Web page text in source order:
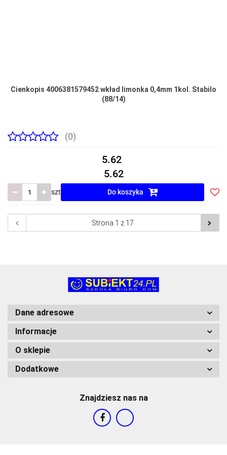
Cienkopis 4006381579452 wkład limonka 0,4mm 1kol. Stabilo
(88/14)
(0)
5.62
5.62
szt Do koszyka
Dane adresowe
Informacje
O sklepie
Dodatkowe
Znajdziesz nas na